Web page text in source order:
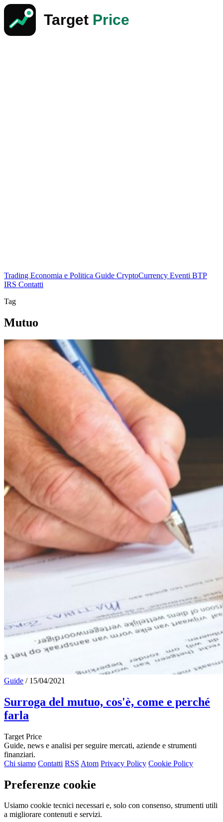
Trading Economia e Politica Guide CryptoCurrency Eventi BTP
IRS Contatti
Tag
Mutuo
Guide / 15/04/2021
Surroga del mutuo, cos'è, come e perché
farla
Target Price
Guide, news e analisi per seguire mercati, aziende e strumenti
finanziari.
Chi siamo Contatti RSS Atom Privacy Policy Cookie Policy
Preferenze cookie
Usiamo cookie tecnici necessari e, solo con consenso, strumenti utili
a migliorare contenuti e servizi.